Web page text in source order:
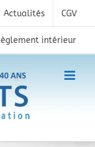
Actualités CGV
intérieur